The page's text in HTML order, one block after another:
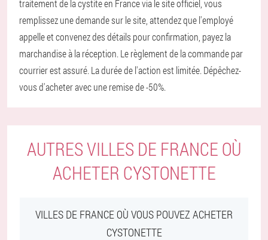
traitement de la cystite en France via le site officiel, vous
remplissez une demande sur le site, attendez que l'employé
appelle et convenez des détails pour confirmation, payez la
marchandise à la réception. Le règlement de la commande par
courrier est assuré. La durée de l'action est limitée. Dépêchez-
vous d'acheter avec une remise de -50%.
AUTRES VILLES DE FRANCE OÙ
ACHETER CYSTONETTE
VILLES DE FRANCE OÙ VOUS POUVEZ ACHETER
CYSTONETTE